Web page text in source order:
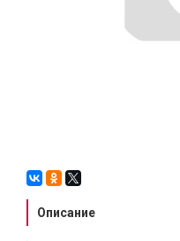
Описание